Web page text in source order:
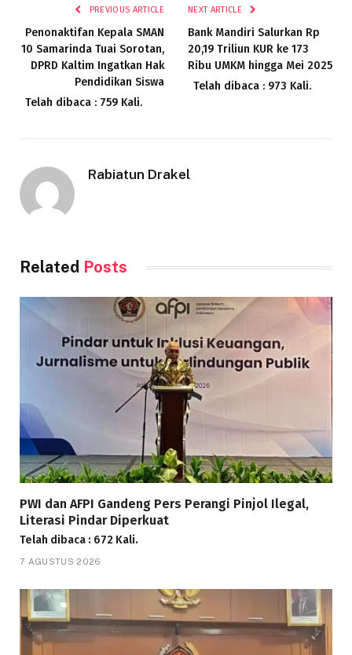
PREVIOUS ARTICLE
Penonaktifan Kepala SMAN
10 Samarinda Tuai Sorotan,
DPRD Kaltim Ingatkan Hak
Pendidikan Siswa
Telah dibaca : 759 Kali.
NEXT ARTICLE
Bank Mandiri Salurkan Rp
20,19 Triliun KUR ke 173
Ribu UMKM hingga Mei 2025
Telah dibaca : 973 Kali.
Rabiatun Drakel
Related Posts
PWI dan AFPI Gandeng Pers Perangi Pinjol Ilegal,
Literasi Pindar Diperkuat
Telah dibaca : 672 Kali.
7 AGUSTUS 2026